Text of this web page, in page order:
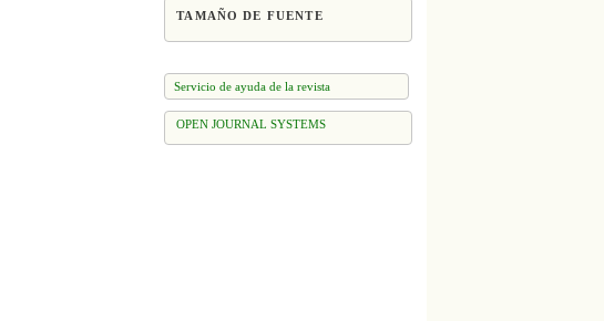
TAMAÑO DE FUENTE
Servicio de ayuda de la revista
OPEN JOURNAL SYSTEMS